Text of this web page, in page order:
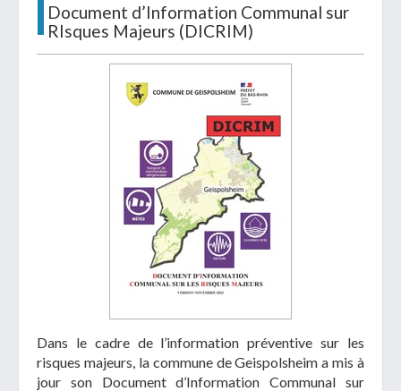
Document d’Information Communal sur
RIsques Majeurs (DICRIM)
Dans le cadre de l’information préventive sur les
risques majeurs, la commune de Geispolsheim a mis à
jour son Document d’Information Communal sur
Télécharger votre fichier
Uniquement PDF (.pdf), JPEG (.jpeg / .jpg) ou
document WORD (.doc, .docx)
En soumettant ce formulaire, j'accepte
que mes données personnelles soient traitées par la
Mairie de Geispolsheim.